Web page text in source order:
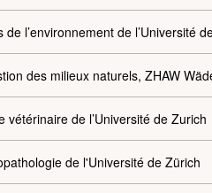
l’environnement de l’Université
des milieux naturels, ZHAW
de l’Université de Zurich
de l'Université de Zürich